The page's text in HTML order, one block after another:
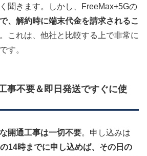
聞きます。しかし、FreeMax+5Gの
、解約時に端末代金を請求されるこ
。これは、他社と比較する上で非常に
す。
事不要＆即日発送ですぐに使
開通工事は一切不要。申し込みは
14時までに申し込めば、その日の